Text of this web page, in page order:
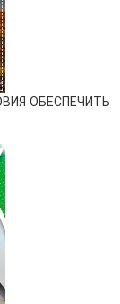
ОБЕСПЕЧИТЬ